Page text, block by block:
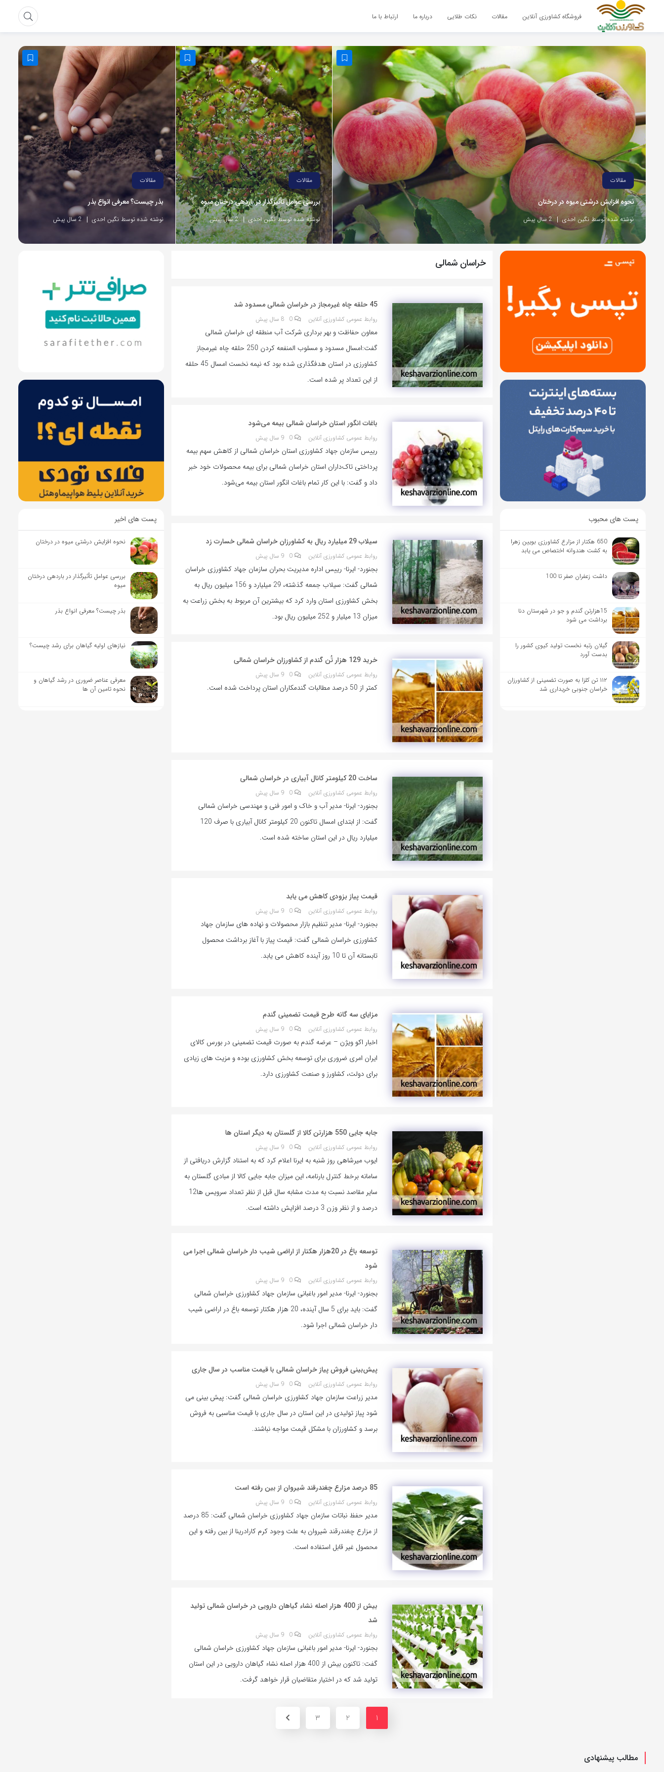
فروشگاه کشاورزی آنلاین مقالات نکات طلایی درباره ما ارتباط با ما
مقالات
نحوه افزایش درشتی میوه در درختان
نوشته شده توسط نگین احدی 2 سال پیش
مقالات
بررسی عوامل تأثیرگذار در باردهی درختان میوه
نوشته شده توسط نگین احدی 2 سال پیش
مقالات
بذر چیست؟ معرفی انواع بذر
نوشته شده توسط نگین احدی 2 سال پیش
پست های محبوب
650 هکتار از مزارع کشاورزی بویین زهرا
به کشت هندوانه اختصاص می یابد
داشت زعفران صفر تا 100
15هزارتن گندم و جو در شهرستان دنا
برداشت می شود
گیلان رتبه نخست تولید کیوی کشور را
بدست آورد
۱۱۲ تن کلزا به صورت تضمینی از کشاورزان
خراسان جنوبی خریداری شد
خراسان شمالی
45 حلقه چاه غیرمجاز در خراسان شمالی مسدود شد
روابط عمومی کشاورزی آنلاین 0 8 سال پیش
معاون حفاظت و بهر برداری شرکت آب منطقه ای خراسان شمالی
گفت:امسال مسدود و مسلوب المنفعه کردن 250 حلقه چاه غیرمجاز
کشاورزی در استان هدفگذاری شده بود که نیمه نخست امسال 45 حلقه
از این تعداد پر شده است.
باغات انگور استان خراسا‌ن‌ شمالی بیمه می‌شود
روابط عمومی کشاورزی آنلاین 0 9 سال پیش
رییس سازمان جهاد کشاورزی استان خراسان شمالی از کاهش سهم بیمه
پرداختی تاک‌داران استان خراسان شمالی برای بیمه محصولات خود خبر
داد و گفت: با این کار تمام باغات انگور استان بیمه می‌شود.
سیلاب 29 میلیارد ریال به کشاورزان خراسان شمالی خسارت زد
روابط عمومی کشاورزی آنلاین 0 9 سال پیش
بجنورد- ایرنا- رییس اداره مدیریت بحران سازمان جهاد کشاورزی خراسان
شمالی گفت: سیلاب جمعه گذشته، 29 میلیارد و 156 میلیون ریال به
بخش کشاورزی استان وارد کرد که بیشترین آن مربوط به بخش زراعت به
میزان 13 میلیار و 252 میلیون ریال بود.
خرید 129 هزار تُن گندم از کشاورزان خراسان شمالی
روابط عمومی کشاورزی آنلاین 0 9 سال پیش
کمتر از 50 درصد مطالبات گندمکاران استان پرداخت شده است.
ساخت 20 کیلومتر کانال آبیاری در خراسان شمالی
روابط عمومی کشاورزی آنلاین 0 9 سال پیش
بجنورد- ایرنا- مدیر آب و خاک و امور فنی و مهندسی خراسان شمالی
گفت: از ابتدای امسال تاکنون 20 کیلومتر کانال آبیاری با صرف 120
میلیارد ریال در این استان ساخته شده است.
قیمت پیاز بزودی کاهش می یابد
روابط عمومی کشاورزی آنلاین 0 9 سال پیش
بجنورد- ایرنا- مدیر تنظیم بازار محصولات و نهاده های سازمان جهاد
کشاورزی خراسان شمالی گفت: قیمت پیاز با آغاز برداشت محصول
تابستانه آن تا 10 روز آینده کاهش می یابد.
مزایای سه گانه طرح قیمت تضمینی گندم
روابط عمومی کشاورزی آنلاین 0 9 سال پیش
اخبار اکو ویژن – عرضه گندم به صورت قیمت تضمینی در بورس کالای
ایران امری ضروری برای توسعه بخش کشاورزی بوده و مزیت های زیادی
برای دولت، کشاورز و صنعت کشاورزی دارد.
جابه جایی 550 هزارتن کالا از گلستان به دیگر استان ها
روابط عمومی کشاورزی آنلاین 0 9 سال پیش
ایوب میرشاهی روز شنبه به ایرنا اعلام کرد که به استناد گزارش دریافتی از
سامانه برخط کنترل بارنامه، این میزان جابه جایی کالا از مبادی گلستان به
سایر مقاصد نسبت به مدت مشابه سال قبل از نظر تعداد سرویس ها12
درصد و از نظر وزن 3 درصد افزایش داشته است.
توسعه باغ در 20هزار هکتار از اراضی شیب دار خراسان شمالی اجرا می
شود
روابط عمومی کشاورزی آنلاین 0 9 سال پیش
بجنورد- ایرنا- مدیر امور باغبانی سازمان جهاد کشاورزی خراسان شمالی
گفت: باید برای 5 سال آینده، 20 هزار هکتار توسعه باغ در اراضی شیب
دار خراسان شمالی اجرا شود.
پیش‌بینی فروش پیاز خراسان شمالی با قیمت مناسب در سال جاری
روابط عمومی کشاورزی آنلاین 0 9 سال پیش
مدیر زراعت سازمان جهاد کشاورزی خراسان شمالی گفت: پیش بینی می
شود پیاز تولیدی در این استان در سال جاری با قیمت مناسبی به فروش
برسد و کشاورزان با مشکل قیمت مواجه نباشند.
85 درصد مزارع چغندرقند شیروان از بین رفته است
روابط عمومی کشاورزی آنلاین 0 9 سال پیش
مدیر حفظ نباتات سازمان جهاد کشاورزی خراسان شمالی گفت: 85 درصد
از مزارع چغندرقند شیروان به علت وجود کرم کارادرینا از بین رفته و این
محصول غیر قابل استفاده است.
بیش از 400 هزار اصله نشاء گیاهان دارویی در خراسان شمالی تولید
شد
روابط عمومی کشاورزی آنلاین 0 9 سال پیش
بجنورد- ایرنا- مدیر امور باغبانی سازمان جهاد کشاورزی خراسان شمالی
گفت: تاکنون بیش از 400 هزار اصله نشاء گیاهان دارویی در این استان
تولید شد که در اختیار متقاضیان قرار خواهد گرفت.
1
2
3
پست های اخیر
نحوه افزایش درشتی میوه در درختان
بررسی عوامل تأثیرگذار در باردهی درختان
میوه
بذر چیست؟ معرفی انواع بذر
نیاز‌های اولیه گیاهان برای رشد چیست؟
معرفی عناصر ضروری در رشد گیاهان و
نحوه تامین آن ها
مطالب پیشنهادی